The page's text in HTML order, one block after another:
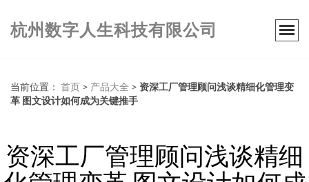
杭州数字人生科技有限公司
当前位置： 首页 > 产品大全 > 资深工厂管理顾问浅谈精细化管理变
革 图文设计如何成为关键推手
资深工厂管理顾问浅谈精细